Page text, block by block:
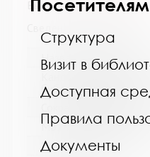
Посетителям
Структура
Визит в
Доступная
Правила
Документы
Выпуск №6 от 2024 года
Название библиотеки:
Кандалакшская
библиотечная
МБУ Кандалакшская
Почтовый индекс: